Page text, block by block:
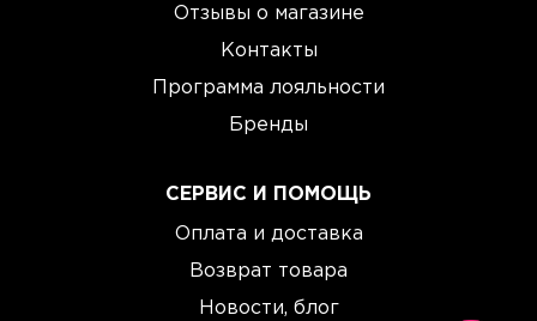
Отзывы о магазине
Контакты
Программа лояльности
Бренды
СЕРВИС И ПОМОЩЬ
Оплата и доставка
Возврат товара
Новости, блог